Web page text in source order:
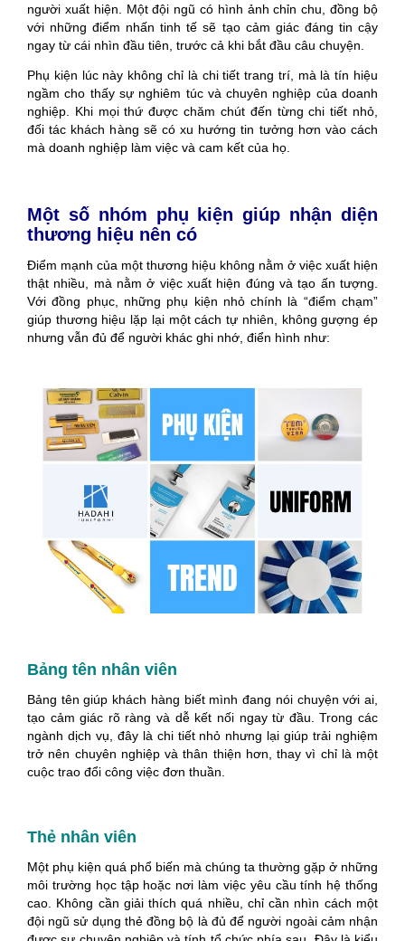
người xuất hiện. Một đội ngũ có hình ảnh chỉn chu, đồng bộ
với những điểm nhấn tinh tế sẽ tạo cảm giác đáng tin cậy
ngay từ cái nhìn đầu tiên, trước cả khi bắt đầu câu chuyện.
Phụ kiện lúc này không chỉ là chi tiết trang trí, mà là tín hiệu
ngầm cho thấy sự nghiêm túc và chuyên nghiệp của doanh
nghiệp. Khi mọi thứ được chăm chút đến từng chi tiết nhỏ,
đối tác khách hàng sẽ có xu hướng tin tưởng hơn vào cách
mà doanh nghiệp làm việc và cam kết của họ.
Một số nhóm phụ kiện giúp nhận diện
thương hiệu nên có
Điểm mạnh của một thương hiệu không nằm ở việc xuất hiện
thật nhiều, mà nằm ở việc xuất hiện đúng và tạo ấn tượng.
Với đồng phục, những phụ kiện nhỏ chính là “điểm chạm”
giúp thương hiệu lặp lại một cách tự nhiên, không gượng ép
nhưng vẫn đủ để người khác ghi nhớ, điển hình như:
Bảng tên nhân viên
Bảng tên giúp khách hàng biết mình đang nói chuyện với ai,
tạo cảm giác rõ ràng và dễ kết nối ngay từ đầu. Trong các
ngành dịch vụ, đây là chi tiết nhỏ nhưng lại giúp trải nghiệm
trở nên chuyên nghiệp và thân thiện hơn, thay vì chỉ là một
cuộc trao đổi công việc đơn thuần.
Thẻ nhân viên
Một phụ kiện quá phổ biến mà chúng ta thường gặp ở những
môi trường học tập hoặc nơi làm việc yêu cầu tính hệ thống
cao. Không cần giải thích quá nhiều, chỉ cần nhìn cách một
đội ngũ sử dụng thẻ đồng bộ là đủ để người ngoài cảm nhận